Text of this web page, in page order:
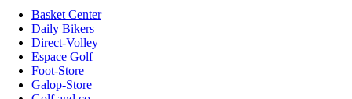
Basket Center
Daily Bikers
Direct-Volley
Espace Golf
Foot-Store
Galop-Store